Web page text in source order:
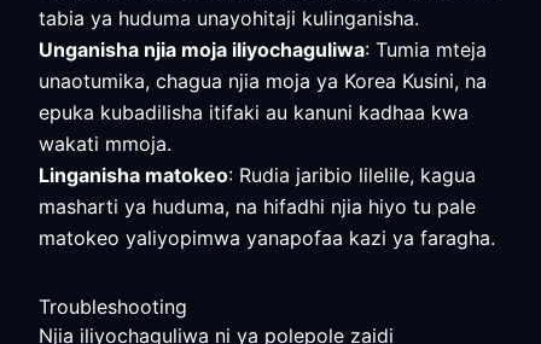
tabia ya huduma unayohitaji kulinganisha.
Unganisha njia moja iliyochaguliwa: Tumia mteja
unaotumika, chagua njia moja ya Korea Kusini, na
epuka kubadilisha itifaki au kanuni kadhaa kwa
wakati mmoja.
Linganisha matokeo: Rudia jaribio lilelile, kagua
masharti ya huduma, na hifadhi njia hiyo tu pale
matokeo yaliyopimwa yanapofaa kazi ya faragha.
Troubleshooting
Njia iliyochaguliwa ni ya polepole zaidi